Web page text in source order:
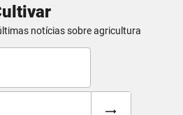
notícias sobre agricultura